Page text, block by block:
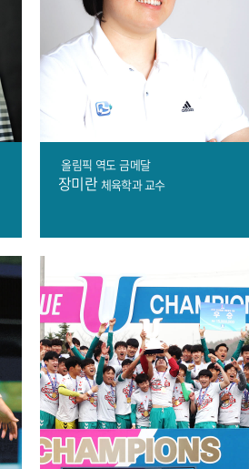
올림픽 역도금메달
장미란 체육학과 교수